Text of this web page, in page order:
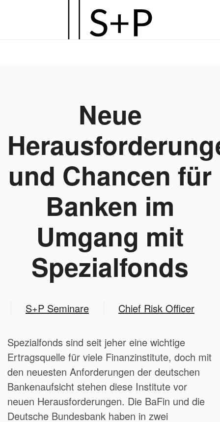
Hauptinhalt
Neue
und Chancen für
Banken im
Umgang mit
Spezialfonds
S+P Seminare Chief Risk Officer
Spezialfonds sind seit jeher eine wichtige
Ertragsquelle für viele Finanzinstitute, doch mit
den neuesten Anforderungen der deutschen
Bankenaufsicht stehen diese Institute vor
neuen Herausforderungen. Die BaFin und die
Deutsche Bundesbank haben in zwei